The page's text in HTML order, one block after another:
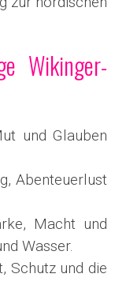
Wikinger-
und Glauben
Abenteuerlust
Macht und
Wasser.
Schutz und die